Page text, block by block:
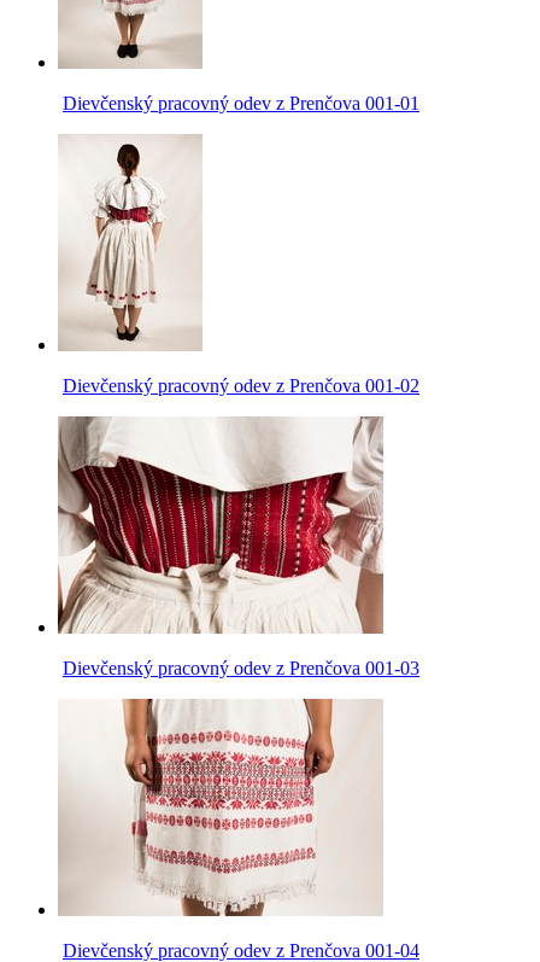
Dievčenský pracovný odev z Prenčova 001-01
Dievčenský pracovný odev z Prenčova 001-02
Dievčenský pracovný odev z Prenčova 001-03
Dievčenský pracovný odev z Prenčova 001-04